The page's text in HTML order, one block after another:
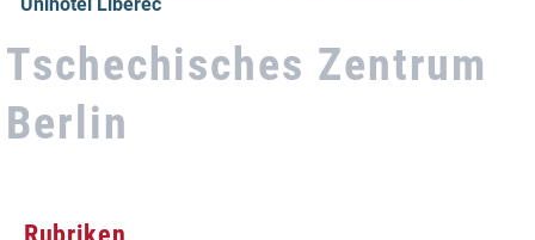
Tschechisches Zentrum
Berlin